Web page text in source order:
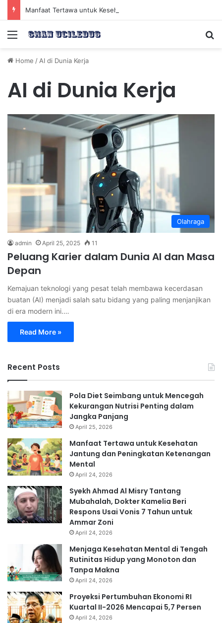
Menu
Home / AI di Dunia Kerja
AI di Dunia Kerja
Olahraga
admin April 25, 2025 11
Peluang Karier dalam Dunia AI dan Masa
Depan
Kemajuan teknologi yang pesat telah membawa kecerdasan
buatan (AI) menjadi salah satu bidang yang paling menjanjikan
di era modern ini.…
Read More »
Recent Posts
Pola Diet Seimbang untuk Mencegah
Kekurangan Nutrisi Penting dalam
Jangka Panjang
April 25, 2026
Manfaat Tertawa untuk Kesehatan
Jantung dan Peningkatan Ketenangan
Mental
April 24, 2026
Syekh Ahmad Al Misry Tantang
Mubahalah, Dokter Kamelia Beri
Respons Usai Vonis 7 Tahun untuk
Ammar Zoni
April 24, 2026
Menjaga Kesehatan Mental di Tengah
Rutinitas Hidup yang Monoton dan
Tanpa Makna
April 24, 2026
Proyeksi Pertumbuhan Ekonomi RI
Kuartal II-2026 Mencapai 5,7 Persen
April 24, 2026